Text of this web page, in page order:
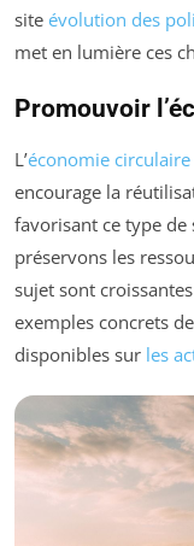
site évolution des
met en lumière ces
Promouvoir
L’économie circulaire
encourage la
favorisant ce type de
préservons les
sujet sont
exemples concrets
disponibles sur les